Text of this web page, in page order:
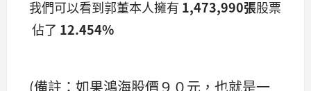
我們可以看到郭董本人擁有 1,473,990張股票
佔了 12.454%
(備註：如果鴻海股價９０元，也就是一